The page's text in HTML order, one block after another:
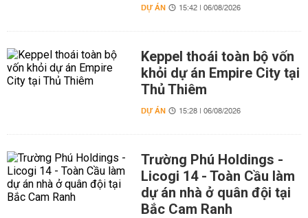
DỰ ÁN 15:42 | 06/08/2026
Keppel thoái toàn bộ vốn
khỏi dự án Empire City tại
Thủ Thiêm
DỰ ÁN 15:28 | 06/08/2026
Trường Phú Holdings -
Licogi 14 - Toàn Cầu làm
dự án nhà ở quân đội tại
Bắc Cam Ranh